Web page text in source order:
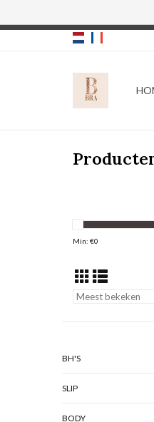
Min: €0
BH'S
SLIP
BODY